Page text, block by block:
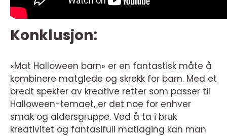
Konklusjon:
«Mat Halloween barn» er en fantastisk måte å
kombinere matglede og skrekk for barn. Med et
bredt spekter av kreative retter som passer til
Halloween-temaet, er det noe for enhver
smak og aldersgruppe. Ved å ta i bruk
kreativitet og fantasifull matlaging kan man